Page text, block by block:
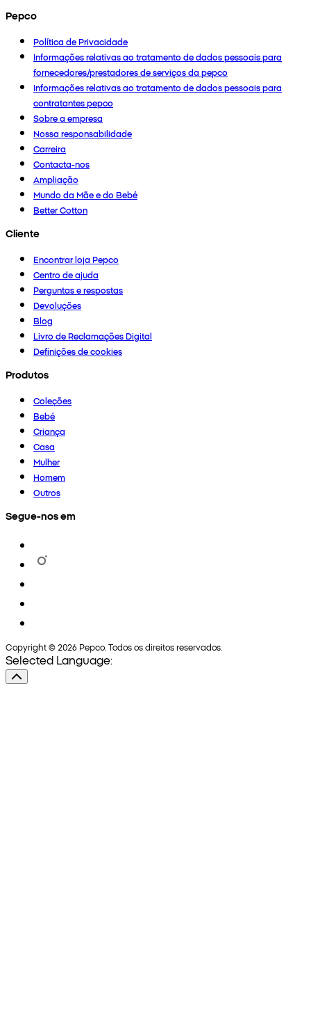
Pepco
Política de Privacidade
Informações relativas ao tratamento de dados pessoais para
fornecedores/prestadores de serviços da pepco
Informações relativas ao tratamento de dados pessoais para
contratantes pepco
Sobre a empresa
Nossa responsabilidade
Carreira
Contacta-nos
Ampliação
Mundo da Mãe e do Bebé
Better Cotton
Cliente
Encontrar loja Pepco
Centro de ajuda
Perguntas e respostas
Devoluções
Blog
Livro de Reclamações Digital
Definições de cookies
Produtos
Coleções
Bebé
Criança
Casa
Mulher
Homem
Outros
Segue-nos em
Copyright © 2026 Pepco. Todos os direitos reservados.
Selected Language: